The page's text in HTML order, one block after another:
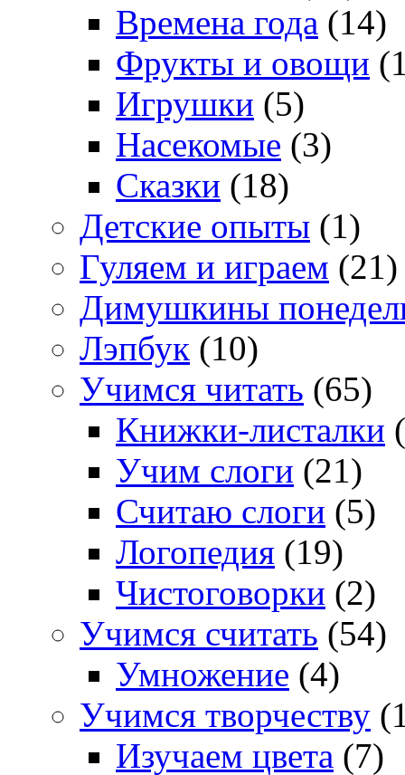
Времена года (14)
Фрукты и овощи
Игрушки (5)
Насекомые (3)
Сказки (18)
Детские опыты (1)
Гуляем и играем (21)
Димушкины
Лэпбук (10)
Учимся читать (65)
Книжки-листалки
Учим слоги (21)
Считаю слоги (5)
Логопедия (19)
Чистоговорки (2)
Учимся считать (54)
Умножение (4)
Учимся творчеству
Изучаем цвета (7)